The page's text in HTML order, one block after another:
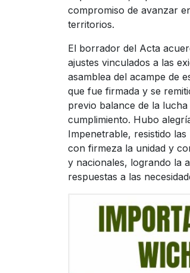
compromiso de avanzar
territorios.
El borrador del Acta
ajustes vinculados a las
asamblea del acampe de
que fue firmada y se
previo balance de la
cumplimiento. Hubo
Impenetrable, resistido
con firmeza la unidad y
y nacionales, logrando la
respuestas a las